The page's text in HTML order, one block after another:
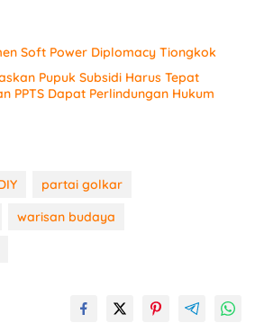
Soft Power Diplomacy Tiongkok
Pupuk Subsidi Harus Tepat
PPTS Dapat Perlindungan Hukum
partai golkar
warisan budaya